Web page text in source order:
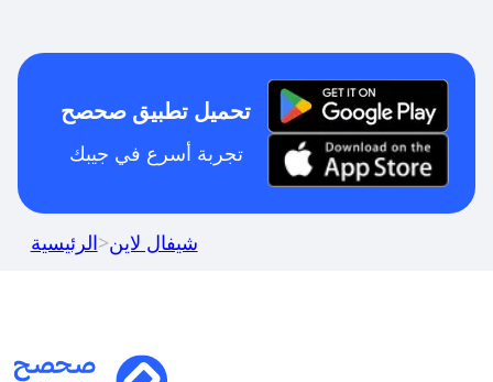
تحميل تطبيق صحصح
تجربة أسرع في جيبك
الرئيسية>شيفال لاين